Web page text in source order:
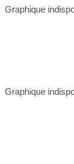
Graphique
Graphique